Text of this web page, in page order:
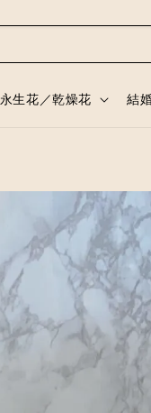
永生花／乾燥花 結